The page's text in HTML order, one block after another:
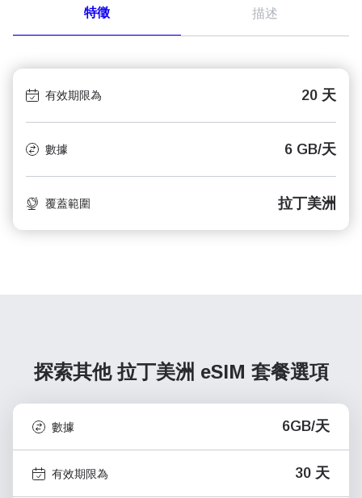
特徵 描述
有效期限為 20 天
數據 6 GB/天
覆蓋範圍 拉丁美洲
探索其他 拉丁美洲 eSIM 套餐選項
數據 6GB/天
有效期限為 30 天